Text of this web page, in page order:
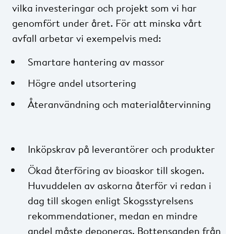
vilka investeringar och projekt som vi har
genomfört under året. För att minska vårt
avfall arbetar vi exempelvis med:
Smartare hantering av massor
Högre andel utsortering
Återanvändning och materialåtervinning
Inköpskrav på leverantörer och produkter
Ökad återföring av bioaskor till skogen.
Huvuddelen av askorna återför vi redan i
dag till skogen enligt Skogsstyrelsens
rekommendationer, medan en mindre
andel måste deponeras. Bottensanden från